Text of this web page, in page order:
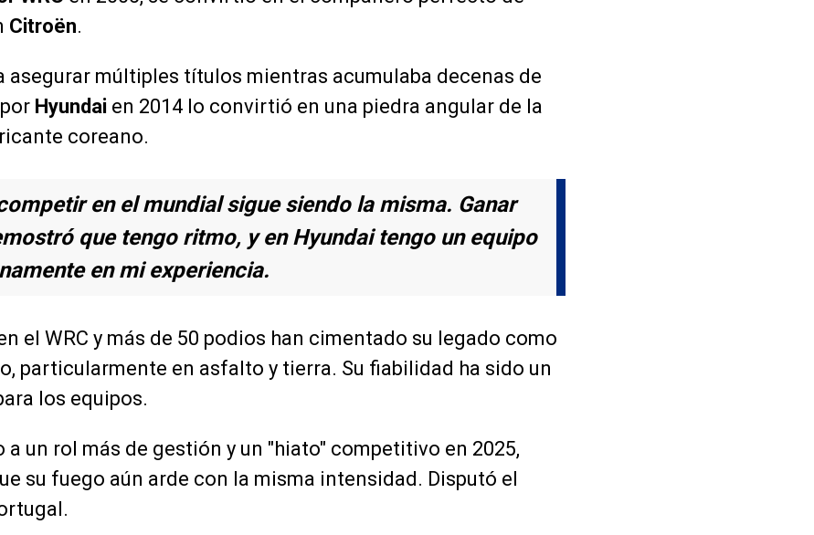
Citroën.
asegurar múltiples títulos mientras acumulaba decenas de
Hyundai en 2014 lo convirtió en una piedra angular de la
coreano.
en el mundial sigue siendo la misma. Ganar
que tengo ritmo, y en Hyundai tengo un equipo
en mi experiencia.
el WRC y más de 50 podios han cimentado su legado como
particularmente en asfalto y tierra. Su fiabilidad ha sido un
los equipos.
a un rol más de gestión y un "hiato" competitivo en 2025,
su fuego aún arde con la misma intensidad. Disputó el